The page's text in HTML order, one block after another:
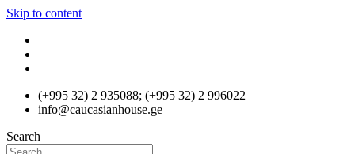
Skip to content
(+995 32) 2 935088; (+995 32) 2 996022
info@caucasianhouse.ge
Search